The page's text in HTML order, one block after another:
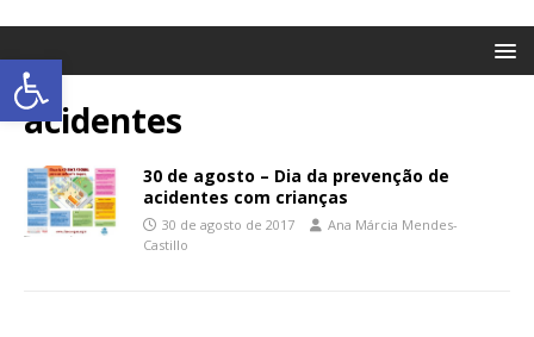
Abrir a barra de ferramentas
acidentes
30 de agosto – Dia da prevenção de
acidentes com crianças
30 de agosto de 2017
Ana Márcia Mendes-
Castillo